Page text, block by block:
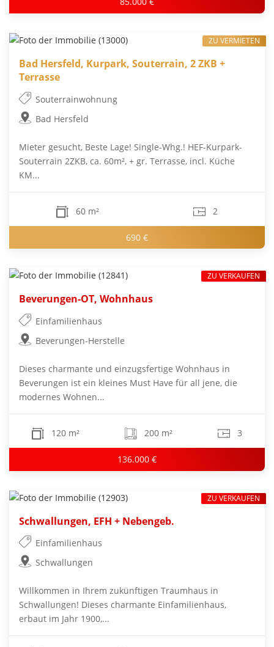
Bad Hersfeld, Kurpark, Souterrain, 2 ZKB +
Terrasse
Souterrainwohnung
Bad Hersfeld
Mieter gesucht, Beste Lage! Single-Whg.! HEF-Kurpark-
Souterrain 2ZKB, ca. 60m², + gr. Terrasse, incl. Küche
KM...
60 m² 2
690 €
ZU VERMIETEN
Beverungen-OT, Wohnhaus
Einfamilienhaus
Beverungen-Herstelle
Dieses charmante und einzugsfertige Wohnhaus in
Beverungen ist ein kleines Must Have für all jene, die
modernes Wohnen...
120 m² 200 m² 3
136.000 €
ZU VERKAUFEN
Schwallungen, EFH + Nebengeb.
Einfamilienhaus
Schwallungen
Willkommen in Ihrem zukünftigen Traumhaus in
Schwallungen! Dieses charmante Einfamilienhaus,
erbaut im Jahr 1900,...
ZU VERKAUFEN